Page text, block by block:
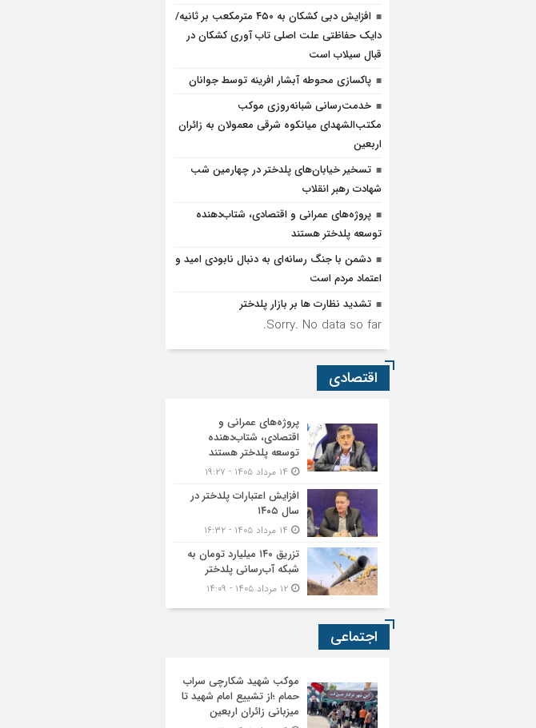
افزایش دبی کشکان به ۴۵۰ مترمکعب بر ثانیه/
دایک حفاظتی علت اصلی تاب آوری کشکان در
قبال سیلاب است
پاکسازی محوطه آبشار افرینه توسط جوانان
خدمت‌رسانی شبانه‌روزی موکب
مکتب‌الشهدای میانکوه شرقی معمولان به زائران
اربعین
تسخیر خیابان‌های پلدختر در چهارمین شب
شهادت رهبر انقلاب
پروژه‌های عمرانی و اقتصادی، شتاب‌دهنده
توسعه پلدختر هستند
دشمن با جنگ رسانه‌ای به دنبال نابودی امید و
اعتماد مردم است
تشدید نظارت ها بر بازار پلدختر
Sorry. No data so far.
اقتصادی
پروژه‌های عمرانی و
اقتصادی، شتاب‌دهنده
توسعه پلدختر هستند
افزایش اعتبارات پلدختر در
سال ۱۴۰۵
تزریق ۱۴۰ میلیارد تومان به
شبکه آب‌رسانی پلدختر
اجتماعی
موکب شهید شکارچی سراب
حمام ؛از تشییع امام شهید تا
میزبانی زائران اربعین